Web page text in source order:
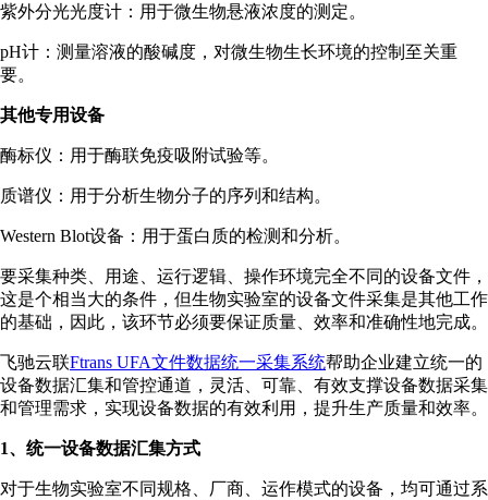
紫外分光光度计：用于微生物悬液浓度的测定。
pH计：测量溶液的酸碱度，对微生物生长环境的控制至关重
要。
其他专用设备
酶标仪：用于酶联免疫吸附试验等。
质谱仪：用于分析生物分子的序列和结构。
Western Blot设备：用于蛋白质的检测和分析。
要采集种类、用途、运行逻辑、操作环境完全不同的设备文件，
这是个相当大的条件，但生物实验室的设备文件采集是其他工作
的基础，因此，该环节必须要保证质量、效率和准确性地完成。
飞驰云联Ftrans UFA文件数据统⼀采集系统帮助企业建⽴统⼀的
设备数据汇集和管控通道，灵活、可靠、有效⽀撑设备数据采集
和管理需求，实现设备数据的有效利⽤，提升⽣产质量和效率。
1、统⼀设备数据汇集⽅式
对于生物实验室不同规格、⼚商、运作模式的设备，均可通过系